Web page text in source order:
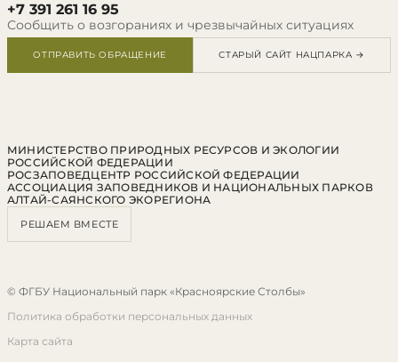
+7 391 261 16 95
Сообщить о возгораниях и чрезвычайных ситуациях
ОТПРАВИТЬ ОБРАЩЕНИЕ СТАРЫЙ САЙТ НАЦПАРКА →
МИНИСТЕРСТВО ПРИРОДНЫХ РЕСУРСОВ И ЭКОЛОГИИ
РОССИЙСКОЙ ФЕДЕРАЦИИ
РОСЗАПОВЕДЦЕНТР РОССИЙСКОЙ ФЕДЕРАЦИИ
АССОЦИАЦИЯ ЗАПОВЕДНИКОВ И НАЦИОНАЛЬНЫХ ПАРКОВ
АЛТАЙ-САЯНСКОГО ЭКОРЕГИОНА
РЕШАЕМ ВМЕСТЕ
© ФГБУ Национальный парк «Красноярские Столбы»
Политика обработки персональных данных
Карта сайта